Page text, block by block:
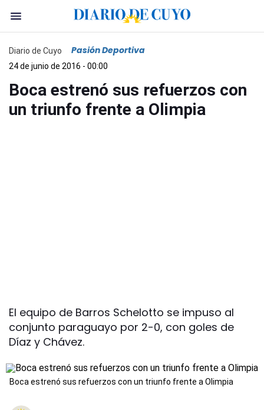
Diario de Cuyo Pasión Deportiva
24 de junio de 2016 - 00:00
Boca estrenó sus refuerzos con
un triunfo frente a Olimpia
El equipo de Barros Schelotto se impuso al
conjunto paraguayo por 2-0, con goles de
Díaz y Chávez.
Boca estrenó sus refuerzos con un triunfo frente a Olimpia